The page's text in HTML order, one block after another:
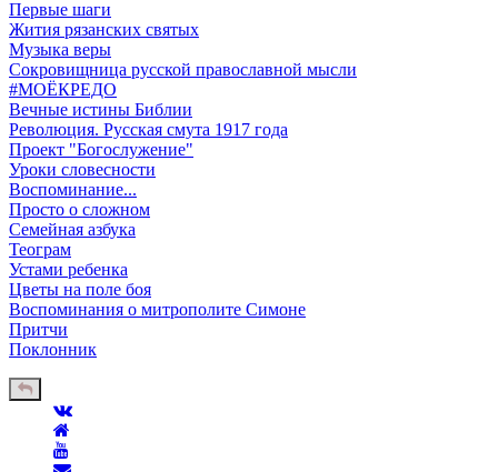
Первые шаги
Жития рязанских святых
Музыка веры
Сокровищница русской православной мысли
#МОЁКРЕДО
Вечные истины Библии
Революция. Русская смута 1917 года
Проект "Богослужение"
Уроки словесности
Воспоминание...
Просто о сложном
Семейная азбука
Теограм
Устами ребенка
Цветы на поле боя
Воспоминания о митрополите Симоне
Притчи
Поклонник